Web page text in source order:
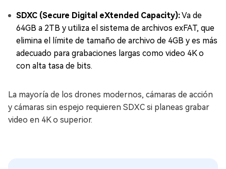
SDXC (Secure Digital eXtended Capacity):Va de
64GB a 2TB y utiliza el sistema de archivos exFAT, que
elimina el límite de tamaño de archivo de 4GB y es más
adecuado para grabaciones largas como video 4K o
con alta tasa de bits.
La mayoría de los drones modernos, cámaras de acción
y cámaras sin espejo requieren SDXC si planeas grabar
video en 4K o superior.